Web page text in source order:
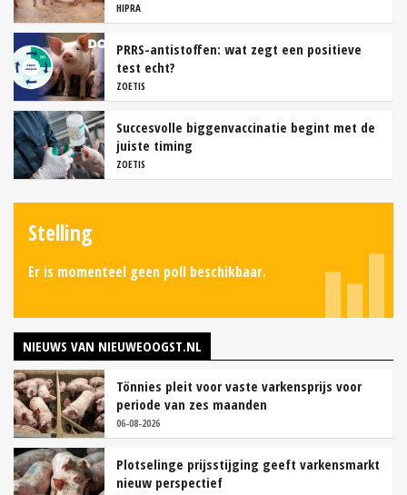
HIPRA
PRRS-antistoffen: wat zegt een positieve
test echt?
ZOETIS
Succesvolle biggenvaccinatie begint met de
juiste timing
ZOETIS
Stelling
Er is momenteel geen poll beschikbaar.
NIEUWS VAN NIEUWEOOGST.NL
Tönnies pleit voor vaste varkensprijs voor
periode van zes maanden
06-08-2026
Plotselinge prijsstijging geeft varkensmarkt
nieuw perspectief